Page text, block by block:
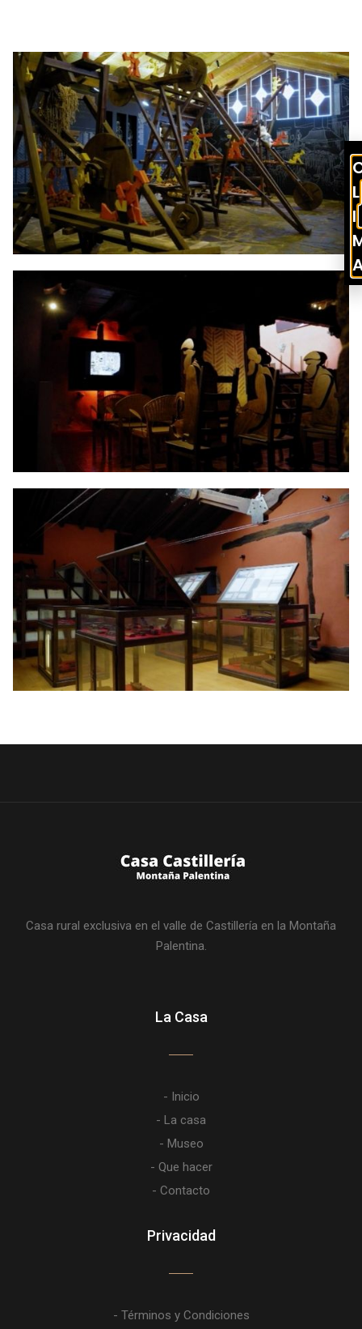
Casa rural exclusiva en el valle de Castillería en la Montaña
Palentina.
La Casa
- Inicio
- La casa
- Museo
- Que hacer
- Contacto
Privacidad
- Términos y Condiciones
L
I